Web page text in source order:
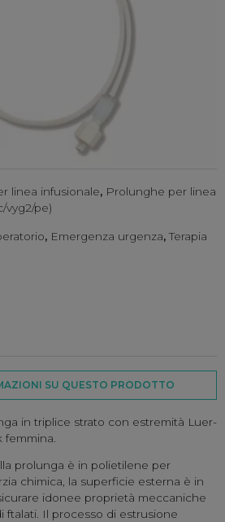
linea infusionale, Prolunghe per linea
vyg2/pe)
, Emergenza urgenza, Terapia
SU QUESTO PRODOTTO
in triplice strato con estremità Luer-
femmina.
prolunga è in polietilene per
chimica, la superficie esterna è in
idonee proprietà meccaniche
ftalati. Il processo di estrusione